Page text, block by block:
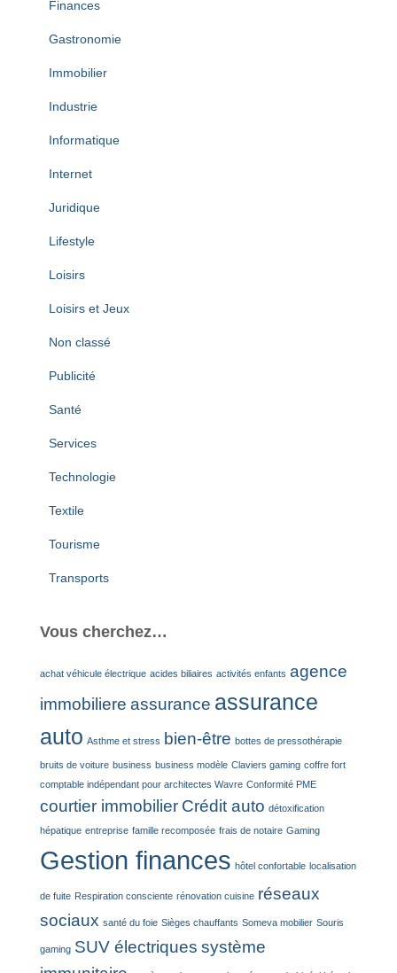
Finances
Gastronomie
Immobilier
Industrie
Informatique
Internet
Juridique
Lifestyle
Loisirs
Loisirs et Jeux
Non classé
Publicité
Santé
Services
Technologie
Textile
Tourisme
Transports
Vous cherchez…
achat véhicule électrique acides biliaires activités enfants agence
immobiliere assurance assurance
auto Asthme et stress bien-être bottes de pressothérapie
bruits de voiture business business modèle Claviers gaming coffre fort
comptable indépendant pour architectes Wavre Conformité PME
courtier immobilier Crédit auto détoxification
hépatique entreprise famille recomposée frais de notaire Gaming
Gestion finances hôtel confortable localisation
de fuite Respiration consciente rénovation cuisine réseaux
sociaux santé du foie Sièges chauffants Someva mobilier Souris
gaming SUV électriques système